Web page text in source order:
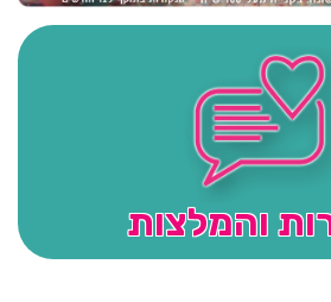
והמלצות